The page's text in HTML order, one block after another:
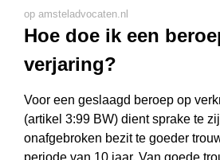
op amsteladvocaten.nl
Hoe doe ik een
verjaring?
Voor een geslaagd beroep op
(artikel 3:99 BW) dient sprake te
onafgebroken bezit te goeder
periode van 10 jaar. Van goede